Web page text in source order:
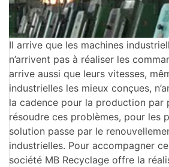
Il arrive que les machines
n’arrivent pas à réaliser les
arrive aussi que leurs vitesses,
industrielles les mieux conçues,
la cadence pour la production par
résoudre ces problèmes, pour les
solution passe par le
industrielles. Pour accompagner
société MB Recyclage offre la